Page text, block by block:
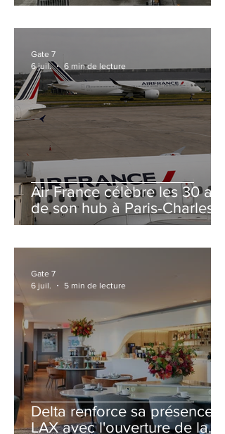
et Zurich
Air France célèbre les 30 ans
de son hub à Paris-Charles
de Gaulle
Gate 7
6 juil.
6 min de lecture
Delta renforce sa présence à
LAX avec l'ouverture de la
Gate 7
6 juil.
5 min de lecture